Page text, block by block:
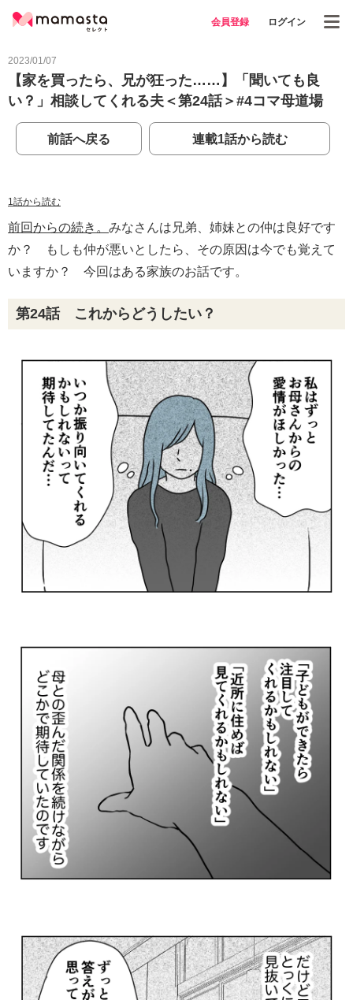
会員登録 ログイン
2023/01/07
【家を買ったら、兄が狂った……】「聞いても良
い？」相談してくれる夫＜第24話＞#4コマ母道場
前話へ戻る 連載1話から読む
1話から読む
前回からの続き。 みなさんは兄弟、姉妹との仲は良好です
か？ もしも仲が悪いとしたら、その原因は今でも覚えて
いますか？ 今回はある家族のお話です。
第24話 これからどうしたい？